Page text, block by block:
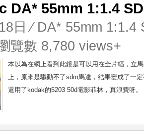
DA* 55mm 1:1.4
日 ⁄ DA* 55mm 1:1.4
覽數 8,780 views+
本以為在網上看到此鏡是可以用在全片幅，立
上，原來是驅動不了sdm馬達，結果變成了一
還用了kodak的5203 50d電影菲林，真浪費呀